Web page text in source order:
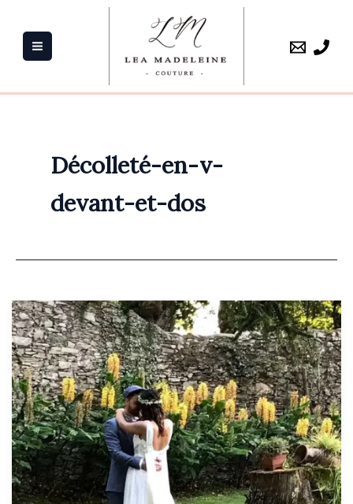
contenu
Décolleté-en-v-
devant-et-dos